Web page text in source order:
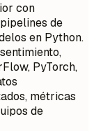
con
de
en Python.
PyTorch,
métricas
de